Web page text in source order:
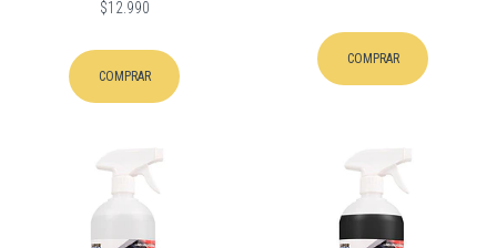
$12.990
COMPRAR
COMPRAR